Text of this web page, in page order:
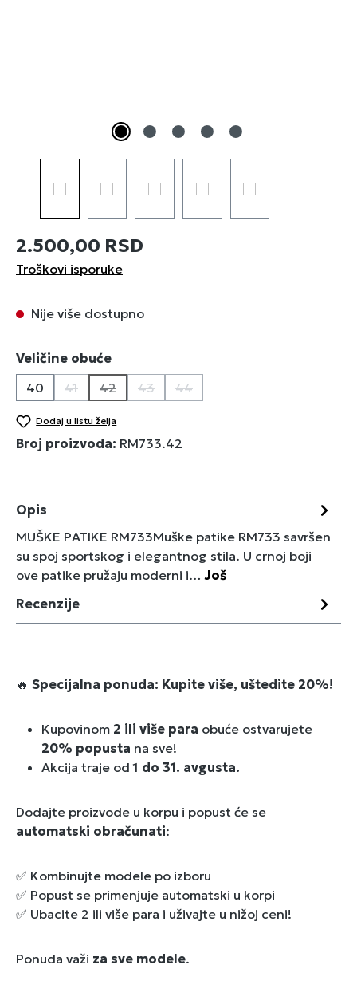
2.500,00 RSD
Troškovi isporuke
Nije više dostupno
Izaberi
Veličine obuće
40
41
(Ova opcija trenutno nije dostupna.)
42
(Ova opcija trenutno nije dostupna.)
43
(Ova opcija trenutno nije dostupna.)
44
(Ova opcija trenutno nije
Dodaj u listu želja
Broj proizvoda: RM733.42
Opis
MUŠKE PATIKE RM733Muške patike RM733 savršen
su spoj sportskog i elegantnog stila. U crnoj boji
ove patike pružaju moderni i…Još
Recenzije
🔥 Specijalna ponuda: Kupite više, uštedite 20%!
Kupovinom 2 ili više para obuće ostvarujete
20% popusta na sve!
Akcija traje od 1 do 31. avgusta.
Dodajte proizvode u korpu i popust će se
automatski obračunati:
✅ Kombinujte modele po izboru
✅ Popust se primenjuje automatski u korpi
✅ Ubacite 2 ili više para i uživajte u nižoj ceni!
Ponuda važi za sve modele.